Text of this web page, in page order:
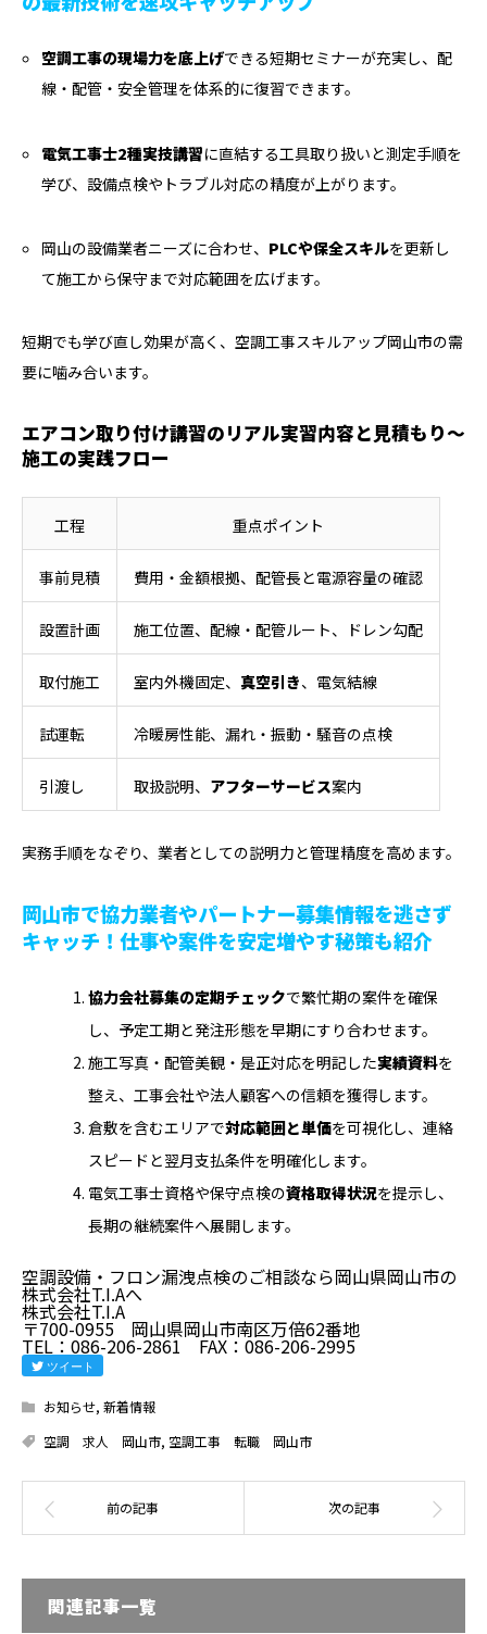
空調工事の現場力を底上げできる短期セミナーが充実し、配
線・配管・安全管理を体系的に復習できます。
電気工事士2種実技講習に直結する工具取り扱いと測定手順を
学び、設備点検やトラブル対応の精度が上がります。
岡山の設備業者ニーズに合わせ、 PLCや保全スキルを更新し
て施工から保守まで対応範囲を広げます。
短期でも学び直し効果が高く、空調工事スキルアップ岡山市の需
要に噛み合います。
エアコン取り付け講習のリアル実習内容と見積もり〜
施工の実践フロー
工程 重点ポイント
事前見積 費用・金額根拠、配管長と電源容量の確認
設置計画 施工位置、配線・配管ルート、ドレン勾配
取付施工 室内外機固定、 真空引き、電気結線
試運転 冷暖房性能、漏れ・振動・騒音の点検
引渡し 取扱説明、 アフターサービス案内
実務手順をなぞり、業者としての説明力と管理精度を高めます。
岡山市で協力業者やパートナー募集情報を逃さず
キャッチ！仕事や案件を安定増やす秘策も紹介
協力会社募集の定期チェックで繁忙期の案件を確保
し、予定工期と発注形態を早期にすり合わせます。
施工写真・配管美観・是正対応を明記した実績資料を
整え、工事会社や法人顧客への信頼を獲得します。
倉敷を含むエリアで対応範囲と単価を可視化し、連絡
スピードと翌月支払条件を明確化します。
電気工事士資格や保守点検の資格取得状況を提示し、
長期の継続案件へ展開します。
空調設備・フロン漏洩点検のご相談なら岡山県岡山市の
株式会社T.I.Aへ
株式会社T.I.A
〒700-0955 岡山県岡山市南区万倍62番地
TEL：086-206-2861 FAX：086-206-2995
ツイート
お知らせ, 新着情報
空調 求人 岡山市, 空調工事 転職 岡山市
関連記事一覧